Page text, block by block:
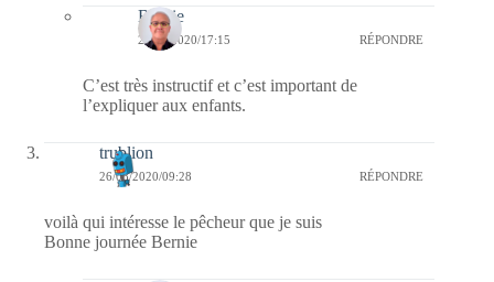
Bernie
26/08/2020/17:15 RÉPONDRE
C’est très instructif et c’est important de
l’expliquer aux enfants.
trublion
26/08/2020/09:28 RÉPONDRE
voilà qui intéresse le pêcheur que je suis
Bonne journée Bernie